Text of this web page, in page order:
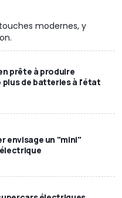
modernes, y
prête à produire
plus de batteries à l'état
envisage un "mini"